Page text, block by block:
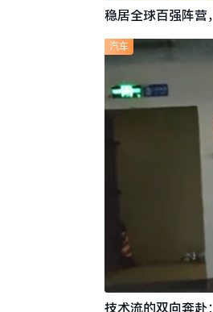
稳居全球百强阵营
技术流的双向奔赴
汽车